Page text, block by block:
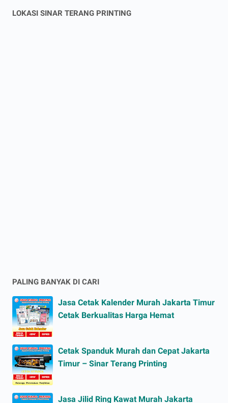
LOKASI SINAR TERANG PRINTING
PALING BANYAK DI CARI
Jasa Cetak Kalender Murah Jakarta Timur
Cetak Berkualitas Harga Hemat
Cetak Spanduk Murah dan Cepat Jakarta
Timur – Sinar Terang Printing
Jasa Jilid Ring Kawat Murah Jakarta